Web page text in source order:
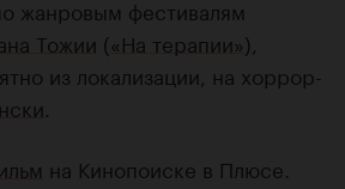
жанровым фестивалям
Тожии («На терапии»),
из локализации, на хоррор-
на Кинопоиске в Плюсе.